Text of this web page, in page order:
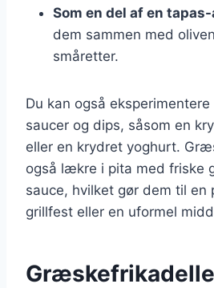
Som en del af en
dem sammen med
småretter.
Du kan også
saucer og dips, såsom en
eller en krydret yoghurt.
også lækre i pita med friske
sauce, hvilket gør dem til en
grillfest eller en uformel